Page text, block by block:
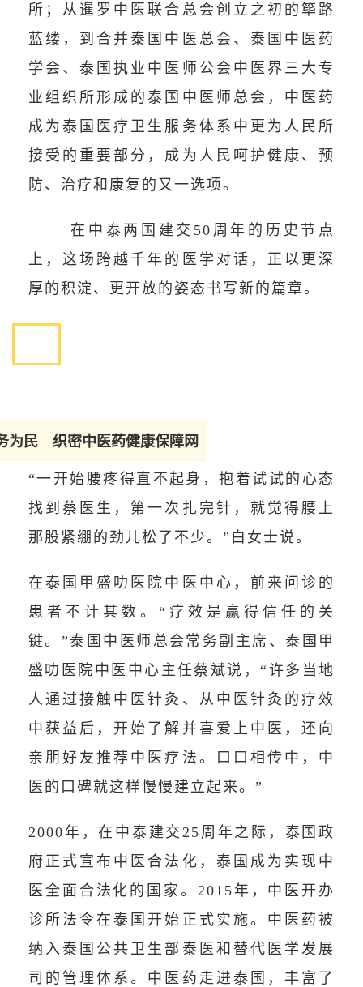
所；从暹罗中医联合总会创立之初的筚路
蓝缕，到合并泰国中医总会、泰国中医药
学会、泰国执业中医师公会中医界三大专
业组织所形成的泰国中医师总会，中医药
成为泰国医疗卫生服务体系中更为人民所
接受的重要部分，成为人民呵护健康、预
防、治疗和康复的又一选项。
在中泰两国建交50周年的历史节点
上，这场跨越千年的医学对话，正以更深
厚的积淀、更开放的姿态书写新的篇章。
为民 织密中医药健康保障网
“一开始腰疼得直不起身，抱着试试的心态
找到蔡医生，第一次扎完针，就觉得腰上
那股紧绷的劲儿松了不少。”白女士说。
在泰国甲盛叻医院中医中心，前来问诊的
患者不计其数。“疗效是赢得信任的关
键。”泰国中医师总会常务副主席、泰国甲
盛叻医院中医中心主任蔡斌说，“许多当地
人通过接触中医针灸、从中医针灸的疗效
中获益后，开始了解并喜爱上中医，还向
亲朋好友推荐中医疗法。口口相传中，中
医的口碑就这样慢慢建立起来。”
2000年，在中泰建交25周年之际，泰国政
府正式宣布中医合法化，泰国成为实现中
医全面合法化的国家。2015年，中医开办
诊所法令在泰国开始正式实施。中医药被
纳入泰国公共卫生部泰医和替代医学发展
司的管理体系。中医药走进泰国，丰富了